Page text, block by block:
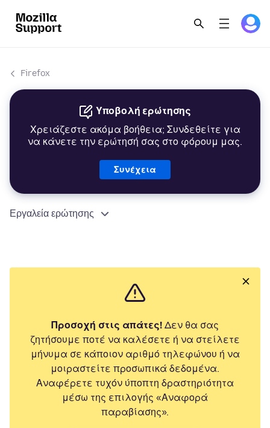
Firefox
Υποβολή ερώτησης
Χρειάζεστε ακόμα βοήθεια; Συνδεθείτε για
να κάνετε την ερώτησή σας στο φόρουμ μας.
Συνέχεια
Εργαλεία ερώτησης
Προσοχή στις απάτες! Δεν θα σας
ζητήσουμε ποτέ να καλέσετε ή να στείλετε
μήνυμα σε κάποιον αριθμό τηλεφώνου ή να
μοιραστείτε προσωπικά δεδομένα.
Αναφέρετε τυχόν ύποπτη δραστηριότητα
μέσω της επιλογής «Αναφορά
παραβίασης».